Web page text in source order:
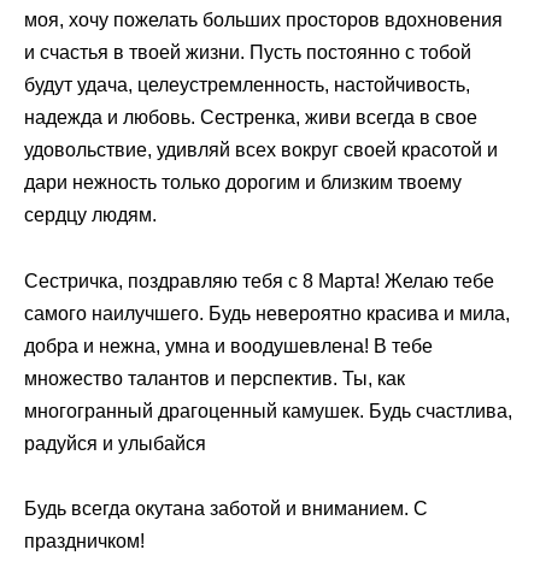
моя, хочу пожелать больших просторов вдохновения
и счастья в твоей жизни. Пусть постоянно с тобой
будут удача, целеустремленность, настойчивость,
надежда и любовь. Сестренка, живи всегда в свое
удовольствие, удивляй всех вокруг своей красотой и
дари нежность только дорогим и близким твоему
сердцу людям.
Сестричка, поздравляю тебя с 8 Марта! Желаю тебе
самого наилучшего. Будь невероятно красива и мила,
добра и нежна, умна и воодушевлена! В тебе
множество талантов и перспектив. Ты, как
многогранный драгоценный камушек. Будь счастлива,
радуйся и улыбайся
Будь всегда окутана заботой и вниманием. С
праздничком!